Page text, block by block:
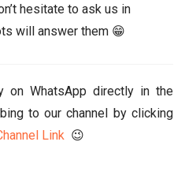
hesitate to ask us in
will answer them 😁
on WhatsApp directly in the
to our channel by clicking
Link 😉